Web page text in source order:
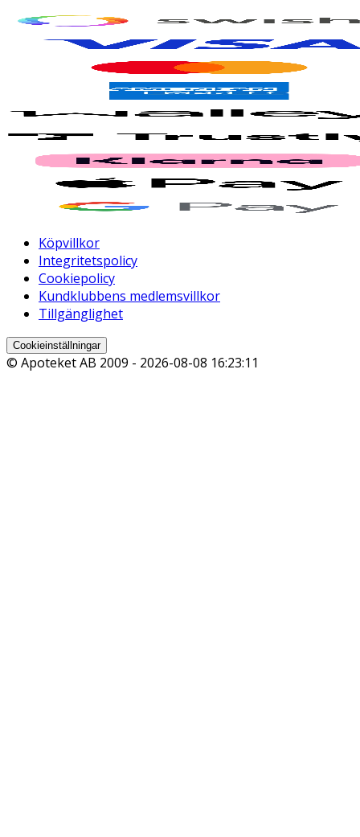
Köpvillkor
Integritetspolicy
Cookiepolicy
Kundklubbens medlemsvillkor
Tillgänglighet
Cookieinställningar
© Apoteket AB 2009 - 2026-08-08 16:23:11